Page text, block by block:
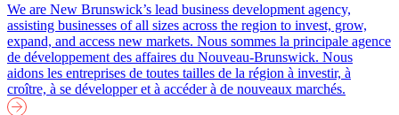
We are New Brunswick’s lead business development agency,
assisting businesses of all sizes across the region to invest, grow,
expand, and access new markets. Nous sommes la principale agence
de développement des affaires du Nouveau-Brunswick. Nous
aidons les entreprises de toutes tailles de la région à investir, à
croître, à se développer et à accéder à de nouveaux marchés.